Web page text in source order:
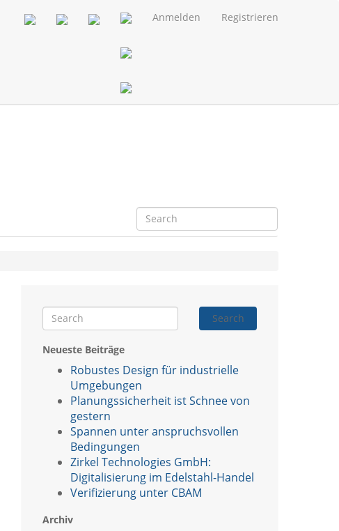
Anmelden Registrieren
Search
Neueste Beiträge
Robustes Design für industrielle
Umgebungen
Planungssicherheit ist Schnee von
gestern
Spannen unter anspruchsvollen
Bedingungen
Zirkel Technologies GmbH:
Digitalisierung im Edelstahl-Handel
Verifizierung unter CBAM
Archiv